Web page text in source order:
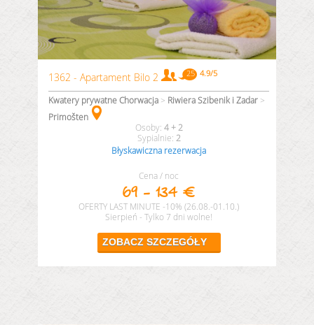
1362 - Apartament Bilo 2
Kwatery prywatne Chorwacja > Riwiera Szibenik i Zadar >
Primošten
4 + 2
2
Błyskawiczna rezerwacja
Cena / noc
69 - 134 €
OFERTY LAST MINUTE -10% (26.08.-01.10.)
Sierpień - Tylko 7 dni wolne!